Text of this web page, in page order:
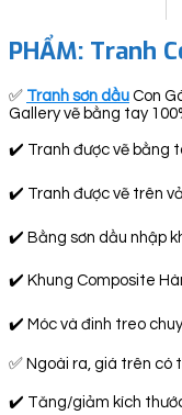
PHẨM: Tranh
✅ Tranh sơn dầu Con
Gallery vẽ bằng tay
✔️ Tranh được vẽ bằng
✔️ Tranh được vẽ trên
✔️ Bằng sơn dầu nhập
✔️ Khung Composite
✔️ Móc và đinh treo
✅ Ngoài ra, giá trên có
✔️ Tăng/giảm kích